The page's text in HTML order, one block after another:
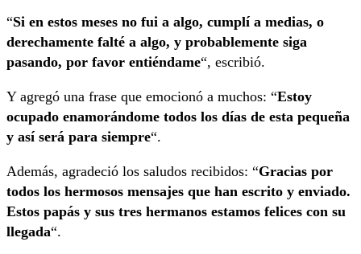
“Si en estos meses no fui a algo, cumplí a medias, o
derechamente falté a algo, y probablemente siga
pasando, por favor entiéndame“, escribió.
Y agregó una frase que emocionó a muchos: “Estoy
ocupado enamorándome todos los días de esta pequeña
y así será para siempre“.
Además, agradeció los saludos recibidos: “Gracias por
todos los hermosos mensajes que han escrito y enviado.
Estos papás y sus tres hermanos estamos felices con su
llegada“.